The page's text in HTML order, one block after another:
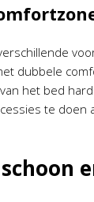
dubbele
het bed
te doen